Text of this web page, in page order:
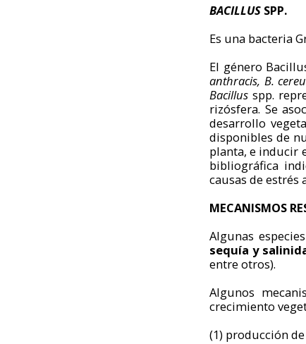
BACILLUS SPP.
Es una bacteria
El género
anthracis, B.
Bacillus spp.
rizósfera. Se
desarrollo
disponibles de
planta, e inducir
bibliográfica
causas de
MECANISMOS
Algunas
sequía y
entre otros).
Algunos
crecimiento
(1) producción